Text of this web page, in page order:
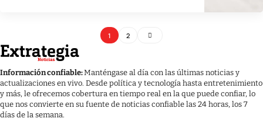
1 2
Información confiable:Manténgase al día con las últimas noticias y
actualizaciones en vivo. Desde política y tecnología hasta entretenimiento
y más, le ofrecemos cobertura en tiempo real en la que puede confiar, lo
que nos convierte en su fuente de noticias confiable las 24 horas, los 7
días de la semana.